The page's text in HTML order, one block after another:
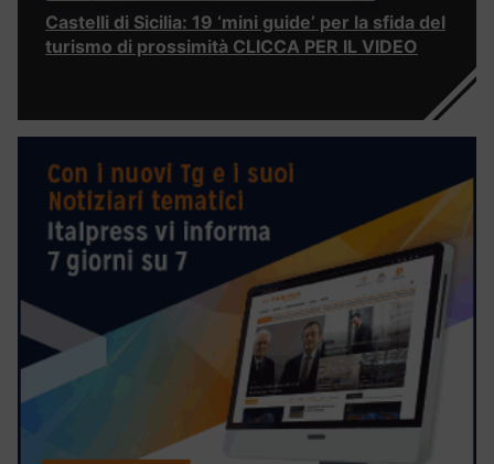
Castelli di Sicilia: 19 ‘mini guide’ per la sfida del
turismo di prossimità CLICCA PER IL VIDEO